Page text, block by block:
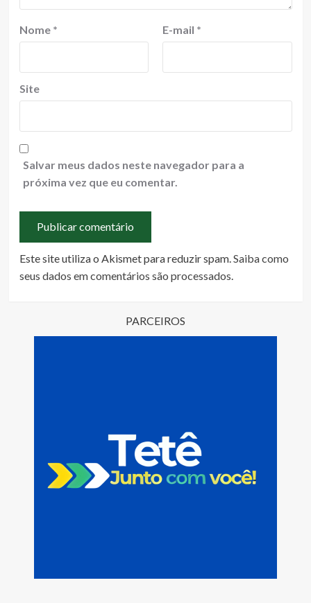
Nome * E-mail *
Site
Salvar meus dados neste navegador para a
próxima vez que eu comentar.
Este site utiliza o Akismet para reduzir spam. Saiba como
seus dados em comentários são processados
PARCEIROS